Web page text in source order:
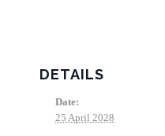
DETAILS
Date:
25 April 2028